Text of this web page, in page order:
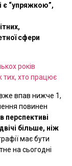
є “упряжкою”,
сфери
років
тих, хто працює
впав нижче 1,
повинен
перспективі
більше, ніж
має бути
на сьогодні